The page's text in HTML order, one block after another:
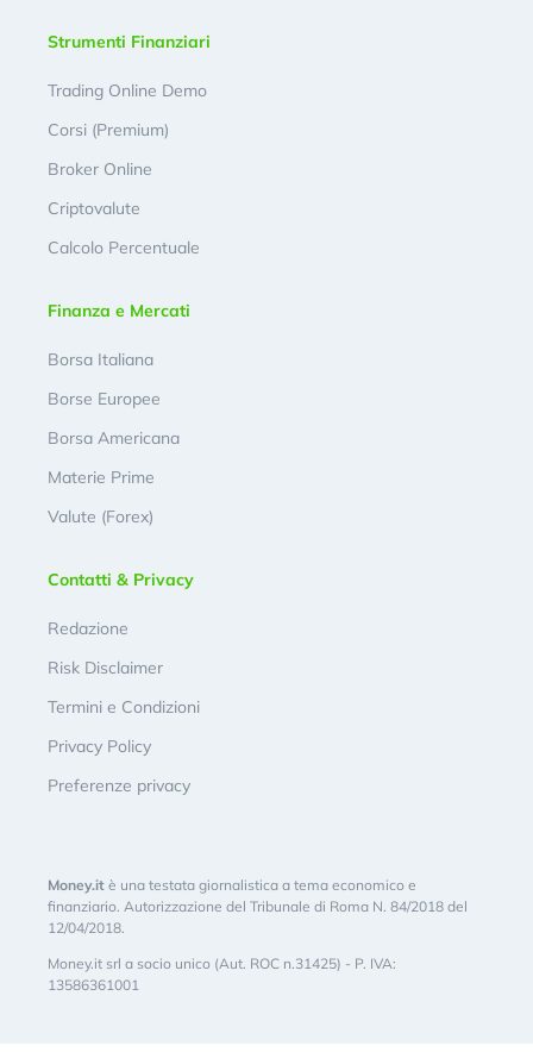
Strumenti Finanziari
Trading Online Demo
Corsi (Premium)
Broker Online
Criptovalute
Calcolo Percentuale
Finanza e Mercati
Borsa Italiana
Borse Europee
Borsa Americana
Materie Prime
Valute (Forex)
Contatti & Privacy
Redazione
Risk Disclaimer
Termini e Condizioni
Privacy Policy
Preferenze privacy
Money.it è una testata giornalistica a tema economico e
finanziario. Autorizzazione del Tribunale di Roma N. 84/2018 del
12/04/2018.
Money.it srl a socio unico (Aut. ROC n.31425) - P. IVA:
13586361001